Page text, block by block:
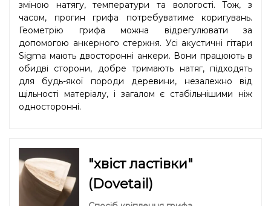
зміною натягу, температури та вологості. Тож, з
часом, прогин грифа потребуватиме коригувань.
Геометрію грифа можна відрегулювати за
допомогою анкерного стержня. Усі акустичні гітари
Sigma мають двосторонні анкери. Вони працюють в
обидві сторони, добре тримають натяг, підходять
для будь-якої породи деревини, незалежно від
щільності матеріалу, і загалом є стабільнішими ніж
односторонні.
"хвіст ластівки"
(Dovetail)